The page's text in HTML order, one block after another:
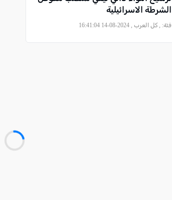
الشرطة الاسرائيلية
فئة: , كل العرب , 2024-08-14 16:41:04